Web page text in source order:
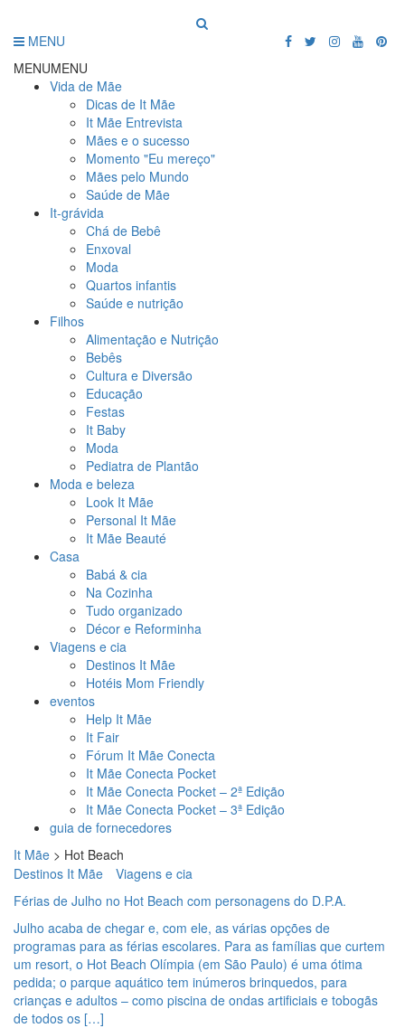
MENU
MENUMENU
Vida de Mãe
Dicas de It Mãe
It Mãe Entrevista
Mães e o sucesso
Momento "Eu mereço"
Mães pelo Mundo
Saúde de Mãe
It-grávida
Chá de Bebê
Enxoval
Moda
Quartos infantis
Saúde e nutrição
Filhos
Alimentação e Nutrição
Bebês
Cultura e Diversão
Educação
Festas
It Baby
Moda
Pediatra de Plantão
Moda e beleza
Look It Mãe
Personal It Mãe
It Mãe Beauté
Casa
Babá & cia
Na Cozinha
Tudo organizado
Décor e Reforminha
Viagens e cia
Destinos It Mãe
Hotéis Mom Friendly
eventos
Help It Mãe
It Fair
Fórum It Mãe Conecta
It Mãe Conecta Pocket
It Mãe Conecta Pocket – 2ª Edição
It Mãe Conecta Pocket – 3ª Edição
guia de fornecedores
It Mãe > Hot Beach
Destinos It Mãe
Viagens e cia
Férias de Julho no Hot Beach com personagens do D.P.A.
Julho acaba de chegar e, com ele, as várias opções de
programas para as férias escolares. Para as famílias que curtem
um resort, o Hot Beach Olímpia (em São Paulo) é uma ótima
pedida; o parque aquático tem inúmeros brinquedos, para
crianças e adultos – como piscina de ondas artificiais e tobogãs
de todos os […]